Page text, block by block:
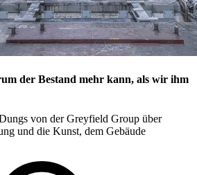
der Bestand mehr kann, als wir ihm
von der Greyfield Group über
und die Kunst, dem Gebäude